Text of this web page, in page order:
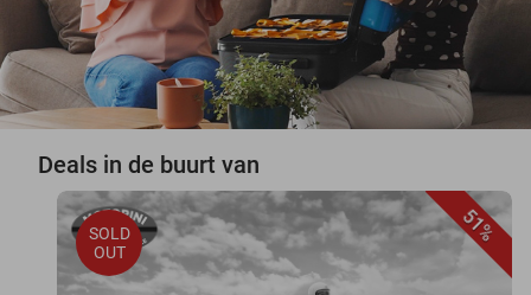
Deals in de buurt van
51%
SOLD
OUT